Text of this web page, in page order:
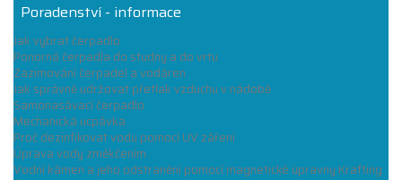
Poradenství - informace
Jak vybrat čerpadlo
Ponorná čerpadla do studny a do vrtu
Zazimování čerpadel a vodáren
Jak správně udržovat přetlak vzduchu v nádobě
Samonasávací čerpadlo
Mechanická ucpávka
Proč dezinfikovat vodu pomocí UV záření
Úprava vody změkčením
Vodní kámen a jeho odstranění pomocí magnetické úpravny Krafting